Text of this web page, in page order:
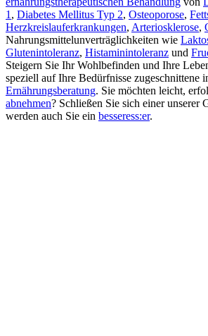
1, Diabetes Mellitus Typ 2, Osteoporose,
Herzkreislauferkrankungen, Arteriosklerose,
Nahrungsmittelunverträglichkeiten wie
Glutenintoleranz, Histaminintoleranz und
Steigern Sie Ihr Wohlbefinden und Ihre
speziell auf Ihre Bedürfnisse zugeschnittene
Ernährungsberatung. Sie möchten leicht,
abnehmen? Schließen Sie sich einer unserer
werden auch Sie ein besseress:er.